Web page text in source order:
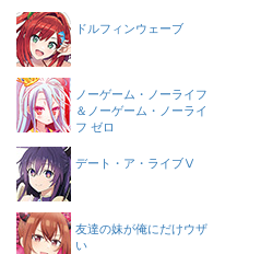
ドルフィンウェーブ
ノーゲーム・ノーライフ
＆ノーゲーム・ノーライ
フ ゼロ
デート・ア・ライブⅤ
友達の妹が俺にだけウザ
い